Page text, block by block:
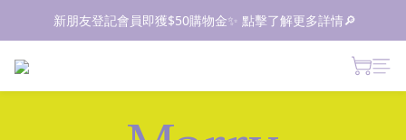
📦所有現貨商品1-2日內發貨｜預售商品7-10日內發貨
新朋友登記會員即獲$50購物金✨ 點擊了解更多詳情🔎
📦所有現貨商品1-2日內發貨｜預售商品7-10日內發貨